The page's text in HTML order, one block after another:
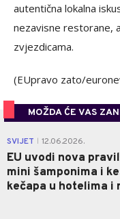
autentična lokalna
nezavisne restorane,
zvjezdicama.
(EUpravo zato/
MOŽDA ĆE VAS
SVIJET 12.06.2026.
EU uvodi nova
mini šamponima i
kečapa u hotelima i